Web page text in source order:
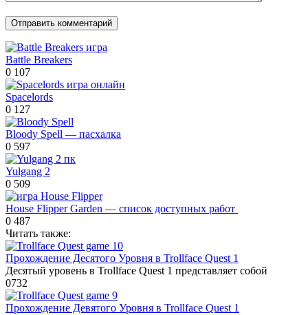
Battle Breakers
0 107
Spacelords
0 127
Bloody Spell — пасхалка
0 597
Yulgang 2
0 509
House Flipper Garden — список доступных работ
0 487
Читать также:
Прохождение Десятого Уровня в Trollface Quest 1
Десятый уровень в Trollface Quest 1 представляет собой
0732
Прохождение Девятого Уровня в Trollface Quest 1